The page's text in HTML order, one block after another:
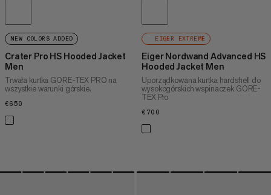
NEW COLORS ADDED
Crater Pro HS Hooded Jacket
Men
Trwała kurtka GORE-TEX PRO na
wszystkie warunki górskie.
€650
EIGER EXTREME
Eiger Nordwand Advanced HS
Hooded Jacket Men
Uporządkowana kurtka hardshell do
wysokogórskich wspinaczek GORE-
TEX Pro
€700